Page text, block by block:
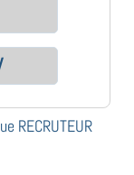
RECRUTEUR